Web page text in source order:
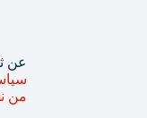
عن
من